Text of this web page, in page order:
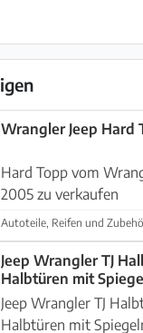
Wrangler Jeep Hard
Hard Topp vom
2005 zu verkaufen
Autoteile, Reifen und
Jeep Wrangler TJ
Halbtüren mit
1996-2006
Jeep Wrangler TJ
Halbtüren mit